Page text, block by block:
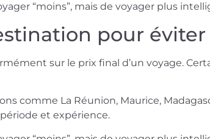
“moins”, mais de voyager plus
pour
sur le prix final d’un voyage.
comme La Réunion, Maurice,
et expérience.